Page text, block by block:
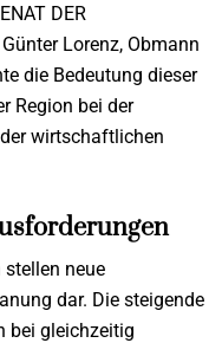
DER
Lorenz, Obmann
die Bedeutung dieser
Region bei der
wirtschaftlichen
neue
dar. Die steigende
bei gleichzeitig